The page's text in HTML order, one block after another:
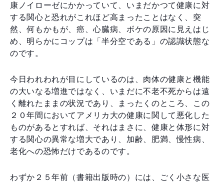
康ノイローゼにかかっていて、いまだかつて健康に対
する関心と恐れがこれほど高まったことはなく、突
然、何もかもが、癌、心臓病、ボケの原因に見えはじ
め、明らかにコップは「半分空である」の認識状態な
のです。
今日われわれが目にしているのは、肉体の健康と機能
の大いなる増進ではなく、いまだに不老不死からは遠
く離れたままの状況であり、まったくのところ、この
２０年間においてアメリカ大の健康に関して悪化した
ものがあるとすれば、それはまさに、健康と体形に対
する関心の異常な増大であり、加齢、肥満、慢性病、
老化への恐怖だけであるのです。
わずか２５年前（書籍出版時の）には、ごく小さな医